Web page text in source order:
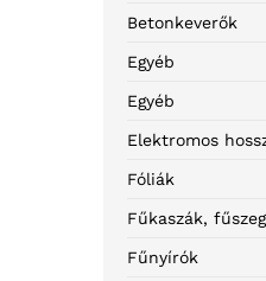
Betonkeverők
Egyéb
Egyéb
Elektromos
Fóliák
Fűkaszák,
Fűnyírók